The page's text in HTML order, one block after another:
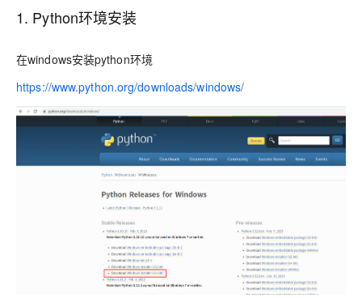
1. Python环境安装
在windows安装python环境
https://www.python.org/downloads/windows/